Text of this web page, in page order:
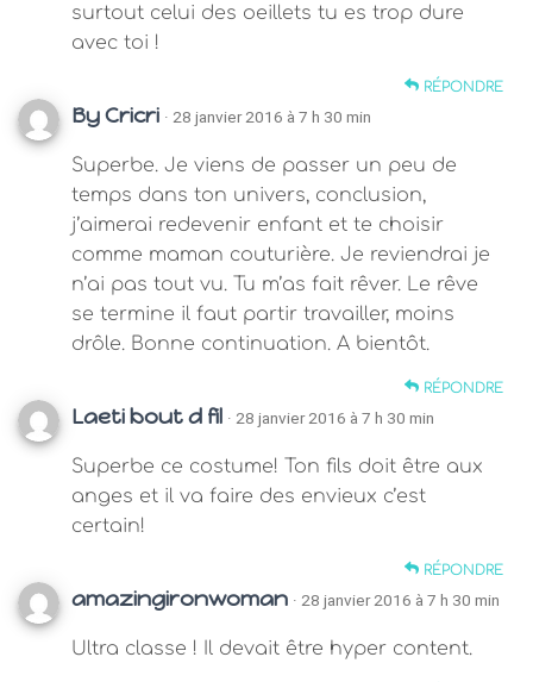
surtout celui des oeillets tu es trop dure
avec toi !
RÉPONDRE
By Cricri · 28 janvier 2016 à 7 h 30 min
Superbe. Je viens de passer un peu de
temps dans ton univers, conclusion,
j’aimerai redevenir enfant et te choisir
comme maman couturière. Je reviendrai je
n’ai pas tout vu. Tu m’as fait rêver. Le rêve
se termine il faut partir travailler, moins
drôle. Bonne continuation. A bientôt.
RÉPONDRE
Laeti bout d fil · 28 janvier 2016 à 7 h 30 min
Superbe ce costume! Ton fils doit être aux
anges et il va faire des envieux c’est
certain!
RÉPONDRE
amazingironwoman · 28 janvier 2016 à 7 h 30 min
Ultra classe ! Il devait être hyper content.